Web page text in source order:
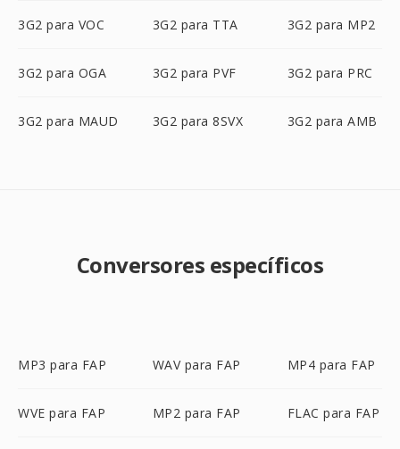
3G2 para VOC 3G2 para TTA 3G2 para MP2
3G2 para OGA 3G2 para PVF 3G2 para PRC
3G2 para MAUD 3G2 para 8SVX 3G2 para AMB
Conversores específicos
MP3 para FAP WAV para FAP MP4 para FAP
WVE para FAP MP2 para FAP FLAC para FAP